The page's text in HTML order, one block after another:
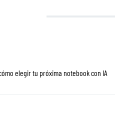
elegir tu próxima notebook con IA